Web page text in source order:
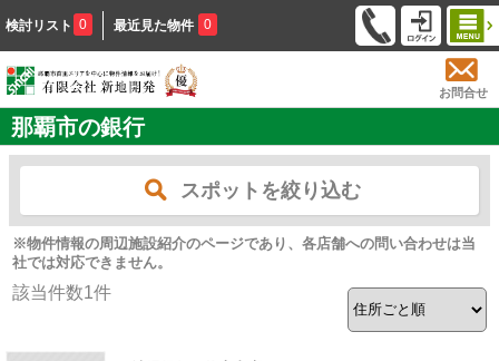
検討リスト 0 最近見た物件 0
お問合せ
那覇市の銀行
スポットを絞り込む
※物件情報の周辺施設紹介のページであり、各店舗への問い合わせは当
社では対応できません。
該当件数1件